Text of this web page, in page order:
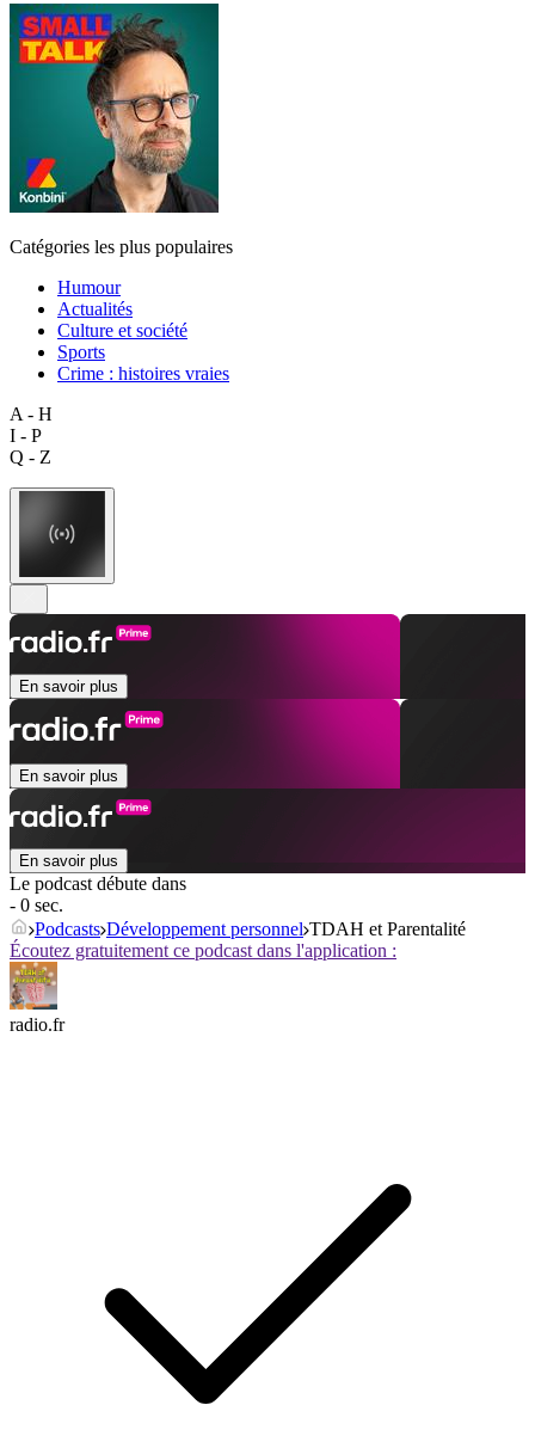
Catégories les plus populaires
Humour
Actualités
Culture et société
Sports
Crime : histoires vraies
A - H
I - P
Q - Z
En savoir plus
En savoir plus
En savoir plus
Le podcast débute dans
- 0 sec.
Podcasts Développement personnel TDAH et Parentalité
Écoutez gratuitement ce podcast dans l'application :
radio.fr